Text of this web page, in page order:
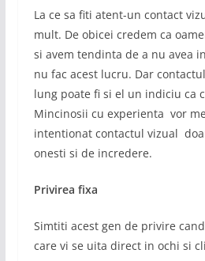
La ce sa fiti atent-un contact
mult. De obicei credem ca
si avem tendinta de a nu avea
nu fac acest lucru. Dar
lung poate fi si el un indiciu ca
Mincinosii cu experienta vor
intentionat contactul vizual
onesti si de incredere.
Privirea fixa
Simtiti acest gen de privire
care vi se uita direct in ochi si